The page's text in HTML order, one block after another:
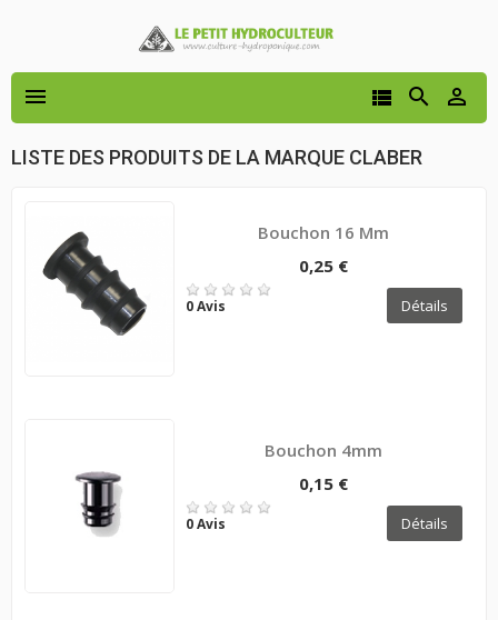
 


LISTE DES PRODUITS DE LA MARQUE CLABER
Bouchon 16 Mm
0,25 €
0 Avis Détails
Bouchon 4mm
0,15 €
0 Avis Détails